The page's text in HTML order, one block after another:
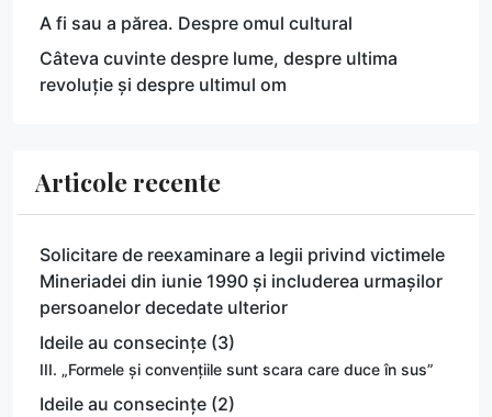
A fi sau a părea. Despre omul cultural
Câteva cuvinte despre lume, despre ultima
revoluție și despre ultimul om
Articole recente
Solicitare de reexaminare a legii privind victimele
Mineriadei din iunie 1990 și includerea urmașilor
persoanelor decedate ulterior
Ideile au consecințe (3)
III. „Formele și convențiile sunt scara care duce în sus”
Ideile au consecințe (2)